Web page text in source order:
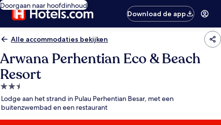
Doorgaan naar hoofdinhoud
Download de app
Alle accommodaties bekijken
Arwana Perhentian Eco & Beach
Resort
2.5-
sterrenaccommodatie
Lodge aan het strand in Pulau Perhentian Besar, met een
buitenzwembad en een restaurant